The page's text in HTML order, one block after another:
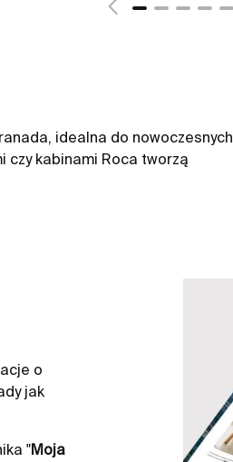
idealna do nowoczesnych
czy kabinami Roca tworzą
o
jak
"Moja